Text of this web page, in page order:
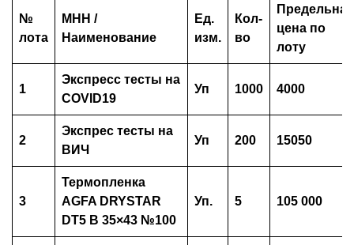
№
лота
МНН /
Наименование
Ед.
изм.
Кол-
во
Предельная
цена по
лоту
1
Экспресс тесты на
COVID19
Уп 1000 4000
2
Экспрес тесты на
ВИЧ
Уп 200 15050
3
Термопленка
AGFA DRYSTAR
DT5 B 35×43 №100
Уп. 5 105 000